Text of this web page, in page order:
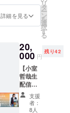
となり
ます。
があり
ます。
謝の気
持ちを
画書
PDF
データ
と共に
メール
にてお
送りさ
せて頂
きま
祭 フ
リーパ
スチ
ケット
父母ヶ
浜芸術
祭 オリ
ジナルT
シャツ
◆三豊
うまい
もん
パック
詳細を見る
リ
タ
ー
ン
を
選
択
す
る
20,
000 円
残り42
【小室
哲哉生
配信ラ
イブチ
ケット
＋三豊
支援
者：
8人